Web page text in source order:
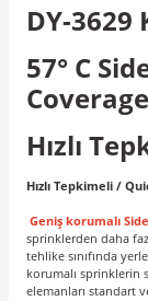
DY-3629
57° C
Hızlı
Hızlı Tepkimeli /
Geniş korumalı
sprinklerden daha
tehlike sınıfında
korumalı sprinklerin
elemanları standart